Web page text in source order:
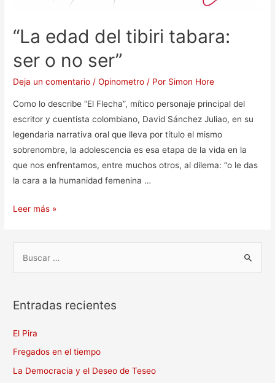
“La edad del tibiri tabara:
ser o no ser”
Deja un comentario /Opinometro / Por Simon Hore
Como lo describe “El Flecha”, mítico personaje principal del
escritor y cuentista colombiano, David Sánchez Juliao, en su
legendaria narrativa oral que lleva por título el mismo
sobrenombre, la adolescencia es esa etapa de la vida en la
que nos enfrentamos, entre muchos otros, al dilema: “o le das
la cara a la humanidad femenina …
Leer más »
Entradas recientes
El Pira
Fregados en el tiempo
La Democracia y el Deseo de Teseo